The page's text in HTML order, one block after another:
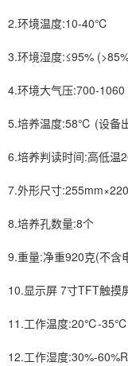
2.环境温度:10-40℃
3.环境湿度:≤95%
4.环境大气压:700-1060
5.培养温度:58℃ (设备
6.培养判读时间:高低温
7.外形尺寸
8.培养孔数量:8个
9.重量:净重920克(不含
10.显示屏 7寸TFT触
11.工作温度:20℃-35℃
12.工作湿度:30%-